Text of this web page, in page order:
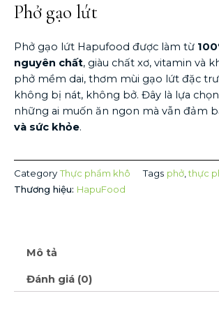
Phở gạo lứt
Phở gạo lứt Hapufood được làm từ
nguyên chất, giàu chất xơ, vitamin và
phở mềm dai, thơm mùi gạo lứt đặc
không bị nát, không bở. Đây là lựa
những ai muốn ăn ngon mà vẫn đảm
và sức khỏe.
Category Thực phẩm khô Tags phở ,thực
Thương hiệu: HapuFood
Mô tả
Đánh giá (0)